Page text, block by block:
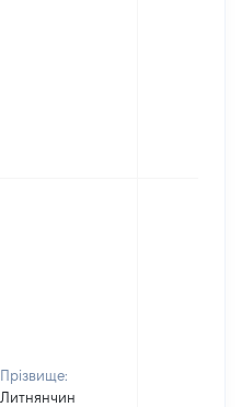
Прізвище:
Литнянчин